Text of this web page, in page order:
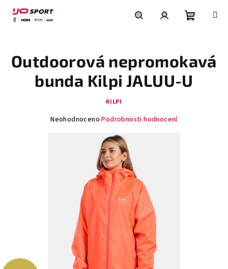
obsah
košík
Outdoorová nepromokavá
bunda Kilpi JALUU-U
KILPI
Průměrné
hvězdiček.
Neohodnoceno Podrobnosti hodnocení